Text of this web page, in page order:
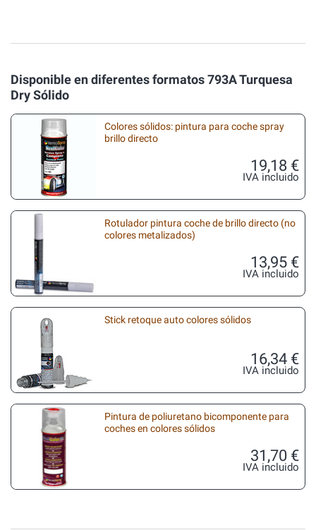
Disponible en diferentes formatos 793A Turquesa
Dry Sólido
Colores sólidos: pintura para coche spray
brillo directo
19,18 €
IVA incluido
Rotulador pintura coche de brillo directo (no
colores metalizados)
13,95 €
IVA incluido
Stick retoque auto colores sólidos
16,34 €
IVA incluido
Pintura de poliuretano bicomponente para
coches en colores sólidos
31,70 €
IVA incluido